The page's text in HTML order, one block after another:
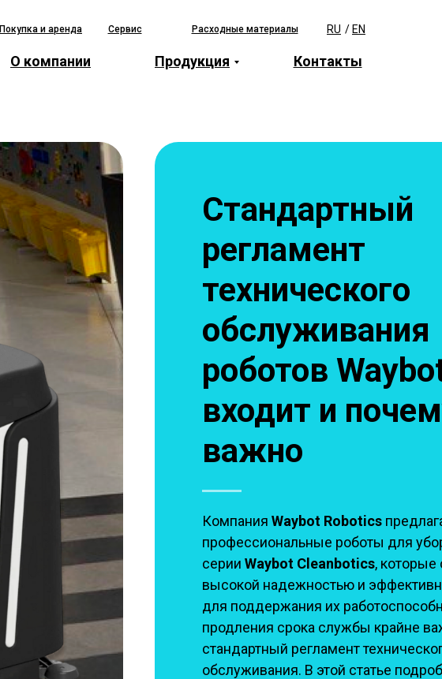
Сервис Расходные материалы EN
RU /
Продукция Контакты
О компании
Покупка и аренда
Стандартный
регламент
технического
обслуживания
роботов
входит и
важно
Компания Waybot Robotics
профессиональные роботы для
серии Waybot Cleanbotics, которые
высокой надежностью и
для поддержания их
продления срока службы крайне
стандартный регламент
обслуживания. В этой статье